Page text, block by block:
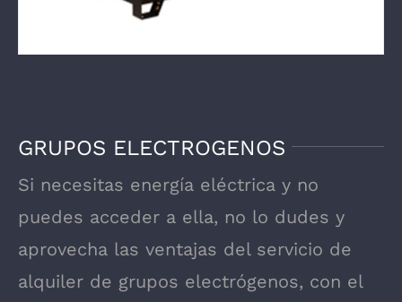
GRUPOS ELECTROGENOS
Si necesitas energía eléctrica y no
puedes acceder a ella, no lo dudes y
aprovecha las ventajas del servicio de
alquiler de grupos electrógenos, con el